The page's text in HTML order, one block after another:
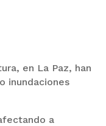
en La Paz, han
inundaciones
a